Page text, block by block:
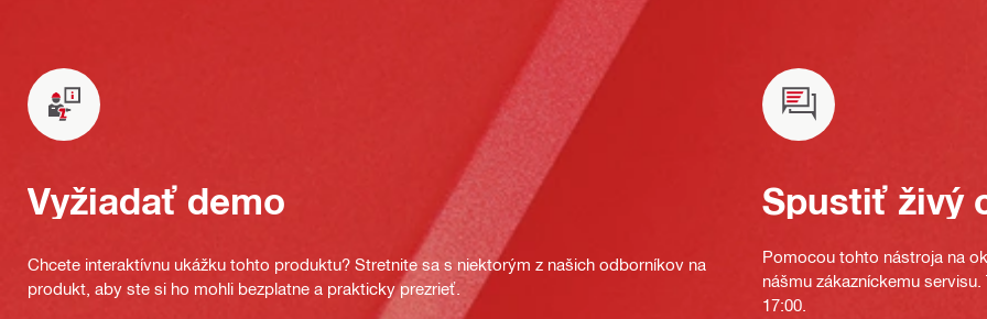
Vyžiadať demo
Chcete interaktívnu ukážku tohto produktu? Stretnite sa s niektorým z našich odborníkov na
produkt, aby ste si ho mohli bezplatne a prakticky prezrieť.
Spustiť živý
Pomocou tohto nástroja na
nášmu zákazníckemu
17:00.